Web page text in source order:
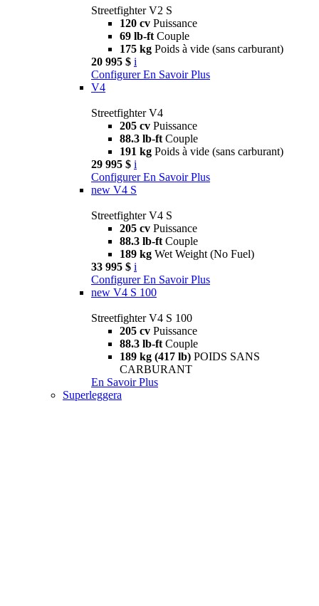
Streetfighter V2 S
120 cv Puissance
69 lb-ft Couple
175 kg Poids à vide (sans carburant)
20 995 $ i
Configurer En Savoir Plus
V4
Streetfighter V4
205 cv Puissance
88.3 lb-ft Couple
191 kg Poids à vide (sans carburant)
29 995 $ i
Configurer En Savoir Plus
new V4 S
Streetfighter V4 S
205 cv Puissance
88.3 lb-ft Couple
189 kg Wet Weight (No Fuel)
33 995 $ i
Configurer En Savoir Plus
new V4 S 100
Streetfighter V4 S 100
205 cv Puissance
88.3 lb-ft Couple
189 kg (417 lb) POIDS SANS
CARBURANT
En Savoir Plus
Superleggera